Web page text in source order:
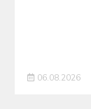
06.08.2026